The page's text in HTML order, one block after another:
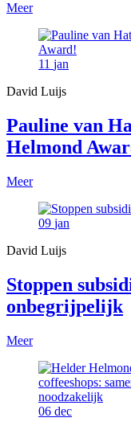
Meer
11 jan
David Luijs
Pauline van
Helmond
Meer
09 jan
David Luijs
Stoppen
onbegrijpelijk
Meer
06 dec